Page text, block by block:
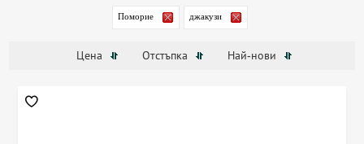
Поморие джакузи
Цена Отстъпка Най-нови